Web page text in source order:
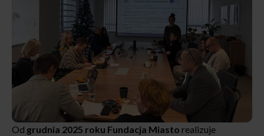
Od grudnia 2025 roku Fundacja Miasto realizuje